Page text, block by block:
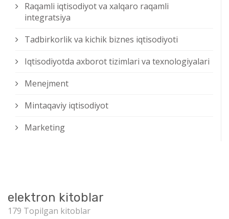
Raqamli iqtisodiyot va xalqaro raqamli
integratsiya
Tadbirkorlik va kichik biznes iqtisodiyoti
Iqtisodiyotda axborot tizimlari va texnologiyalari
Menejment
Mintaqaviy iqtisodiyot
Marketing
elektron kitoblar
179 Topilgan kitoblar